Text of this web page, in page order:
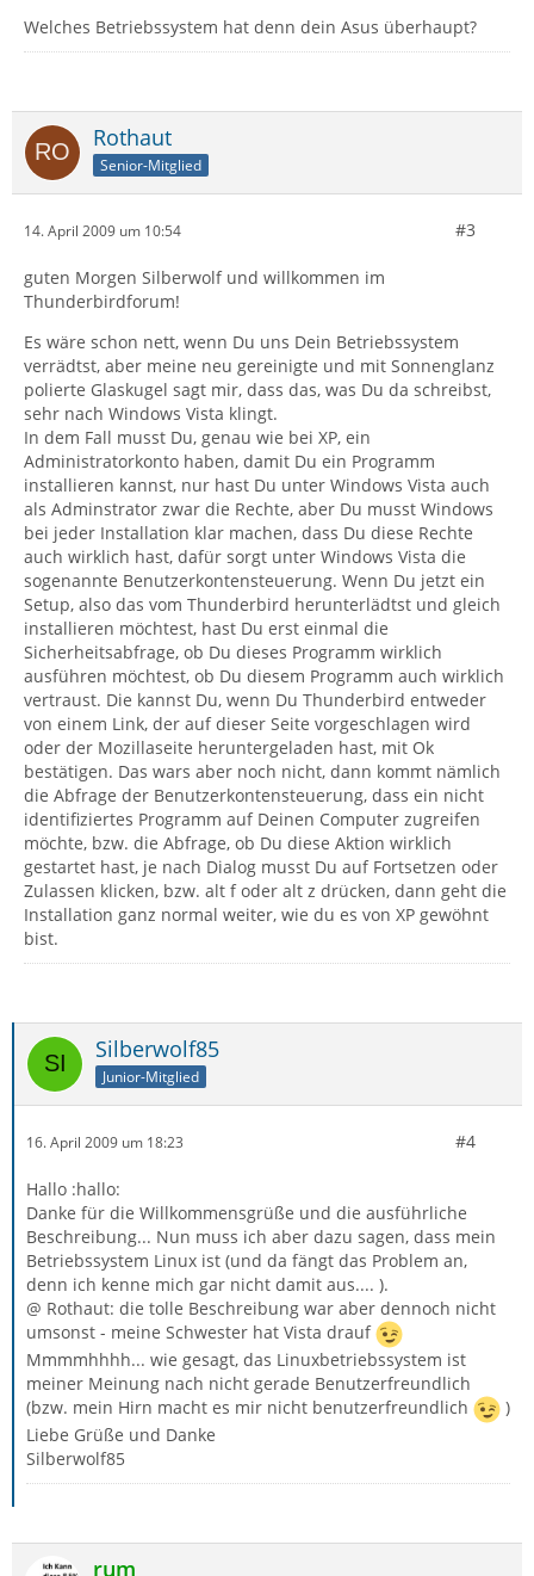
Welches Betriebssystem hat denn dein Asus überhaupt?
Rothaut
Senior-Mitglied
14. April 2009 um 10:54 #3
guten Morgen Silberwolf und willkommen im
Thunderbirdforum!
Es wäre schon nett, wenn Du uns Dein Betriebssystem
verrädtst, aber meine neu gereinigte und mit Sonnenglanz
polierte Glaskugel sagt mir, dass das, was Du da schreibst,
sehr nach Windows Vista klingt.
In dem Fall musst Du, genau wie bei XP, ein
Administratorkonto haben, damit Du ein Programm
installieren kannst, nur hast Du unter Windows Vista auch
als Adminstrator zwar die Rechte, aber Du musst Windows
bei jeder Installation klar machen, dass Du diese Rechte
auch wirklich hast, dafür sorgt unter Windows Vista die
sogenannte Benutzerkontensteuerung. Wenn Du jetzt ein
Setup, also das vom Thunderbird herunterlädtst und gleich
installieren möchtest, hast Du erst einmal die
Sicherheitsabfrage, ob Du dieses Programm wirklich
ausführen möchtest, ob Du diesem Programm auch wirklich
vertraust. Die kannst Du, wenn Du Thunderbird entweder
von einem Link, der auf dieser Seite vorgeschlagen wird
oder der Mozillaseite heruntergeladen hast, mit Ok
bestätigen. Das wars aber noch nicht, dann kommt nämlich
die Abfrage der Benutzerkontensteuerung, dass ein nicht
identifiziertes Programm auf Deinen Computer zugreifen
möchte, bzw. die Abfrage, ob Du diese Aktion wirklich
gestartet hast, je nach Dialog musst Du auf Fortsetzen oder
Zulassen klicken, bzw. alt f oder alt z drücken, dann geht die
Installation ganz normal weiter, wie du es von XP gewöhnt
bist.
Silberwolf85
Junior-Mitglied
16. April 2009 um 18:23 #4
Hallo :hallo:
Danke für die Willkommensgrüße und die ausführliche
Beschreibung... Nun muss ich aber dazu sagen, dass mein
Betriebssystem Linux ist (und da fängt das Problem an,
denn ich kenne mich gar nicht damit aus.... ).
@ Rothaut: die tolle Beschreibung war aber dennoch nicht
umsonst - meine Schwester hat Vista drauf
Mmmmhhhh... wie gesagt, das Linuxbetriebssystem ist
meiner Meinung nach nicht gerade Benutzerfreundlich
(bzw. mein Hirn macht es mir nicht benutzerfreundlich
)
Liebe Grüße und Danke
Silberwolf85
rum